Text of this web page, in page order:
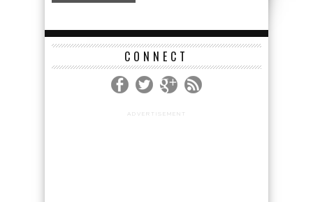
CONNECT
ADVERTISEMENT